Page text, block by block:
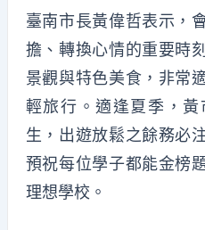
臺南市長黃偉哲表示，
擔、轉換心情的重要時
景觀與特色美食，非常
輕旅行。適逢夏季，
生，出遊放鬆之餘務必
預祝每位學子都能金榜
理想學校。